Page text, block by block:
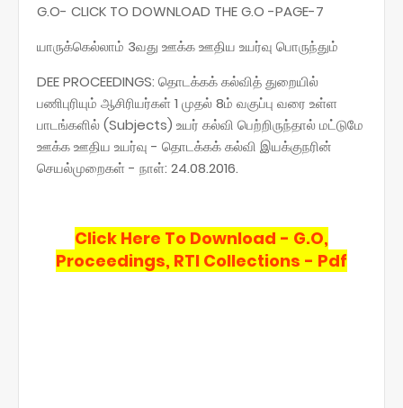
G.O- CLICK TO DOWNLOAD THE G.O -PAGE-7
யாருக்கெல்லாம் 3வது ஊக்க ஊதிய உயர்வு பொருந்தும்
DEE PROCEEDINGS: தொடக்கக் கல்வித் துறையில்
பணிபுரியும் ஆசிரியர்கள் 1 முதல் 8ம் வகுப்பு வரை உள்ள
பாடங்களில் (Subjects) உயர் கல்வி பெற்றிருந்தால் மட்டுமே
ஊக்க ஊதிய உயர்வு - தொடக்கக் கல்வி இயக்குநரின்
செயல்முறைகள் - நாள்: 24.08.2016.
Click Here To Download - G.O,
Proceedings, RTI Collections - Pdf